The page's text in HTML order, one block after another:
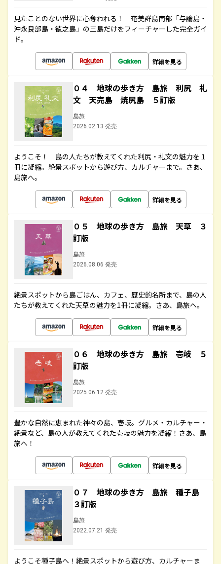
見たことのない世界に心奪われる！ 奄美群島南部「与論島・
沖永良部島・徳之島」の三島だけをフィーチャーした完全ガイ
ド。
詳細を見る
０４ 地球の歩き方 島旅 利尻 礼
文 天売島 焼尻島 ５訂版
島旅
2026.02.13 発売
ようこそ！ 島の人たちが教えてくれた利尻・礼文の魅力を１
冊に凝縮。絶景スポットから遊び方、カルチャーまで。さあ、
島旅へ。
詳細を見る
０５ 地球の歩き方 島旅 天草 ３
訂版
島旅
2026.08.06 発売
絶景スポットから島ごはん、カフェ、歴史的名所まで、島の人
たちが教えてくれた天草の魅力を1冊に凝縮。さあ、島旅へ。
詳細を見る
０６ 地球の歩き方 島旅 壱岐 ５
訂版
島旅
2025.06.12 発売
豊かな自然に恵まれた神々の島、壱岐。グルメ・カルチャー・
絶景など、島の人が教えてくれた壱岐の魅力を凝縮！さあ、島
旅へ！
詳細を見る
０７ 地球の歩き方 島旅 種子島
３訂版
島旅
2022.07.21 発売
ようこそ種子島へ！絶景スポットから遊び方、カルチャーま